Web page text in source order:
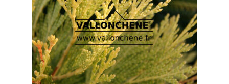
elegir
en
la
página
de
producto